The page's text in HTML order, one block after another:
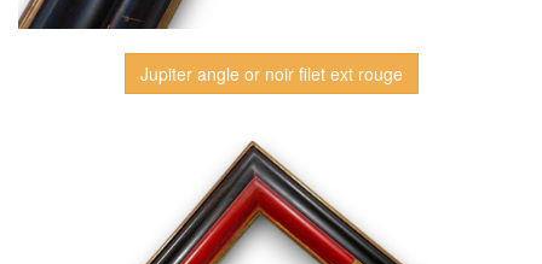
Jupiter angle or noir filet ext rouge